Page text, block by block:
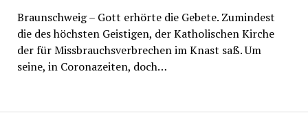
Braunschweig – Gott erhörte die Gebete. Zumindest
die des höchsten Geistigen, der Katholischen Kirche
der für Missbrauchsverbrechen im Knast saß. Um
seine, in Coronazeiten, doch…